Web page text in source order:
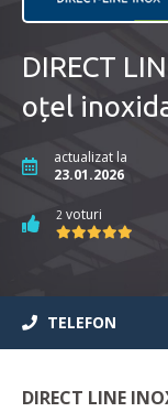
DIRECT
oțel
actualizat la
23.01.2026
2 voturi
TELEFON
DIRECT LINE